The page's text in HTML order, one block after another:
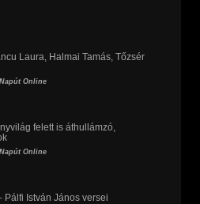
Laura, Halmai Tamás, Tőzsér
Napút Online
felett is áthullámzó,
Napút Online
Pálfi István János versei